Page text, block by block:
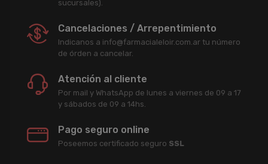
sucursales).
Cancelaciones / Arrepentimiento
Indicanos a info@farmacialeloir.com.ar tu número
de órden a cancelar.
Atención al cliente
Por mail y WhatsApp de lunes a viernes de 09 a 17
y sábados de 09 a 14hs.
Pago seguro online
Poseemos certificado seguro SSL